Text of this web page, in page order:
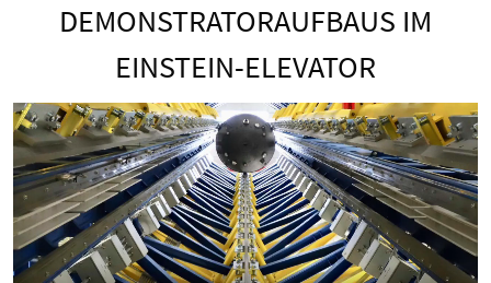
DEMONSTRATORAUFBAUS IM
EINSTEIN-ELEVATOR